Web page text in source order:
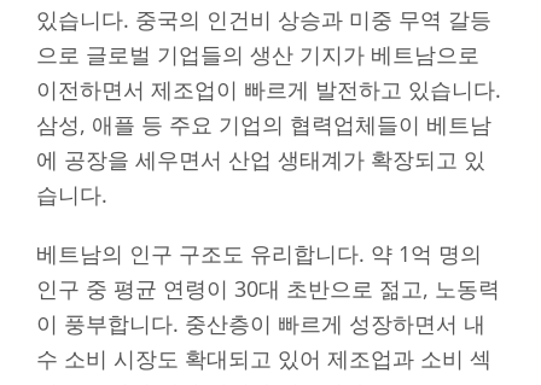
있습니다. 중국의 인건비 상승과 미중 무역 갈등
으로 글로벌 기업들의 생산 기지가 베트남으로
이전하면서 제조업이 빠르게 발전하고 있습니다.
삼성, 애플 등 주요 기업의 협력업체들이 베트남
에 공장을 세우면서 산업 생태계가 확장되고 있
습니다.
베트남의 인구 구조도 유리합니다. 약 1억 명의
인구 중 평균 연령이 30대 초반으로 젊고, 노동력
이 풍부합니다. 중산층이 빠르게 성장하면서 내
수 소비 시장도 확대되고 있어 제조업과 소비 섹